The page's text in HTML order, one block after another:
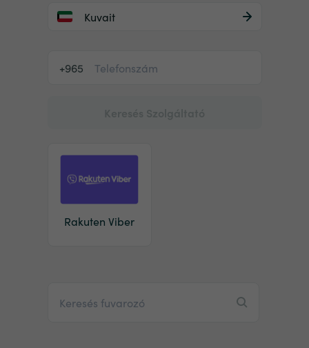
Kuvait
+965
Rakuten Viber